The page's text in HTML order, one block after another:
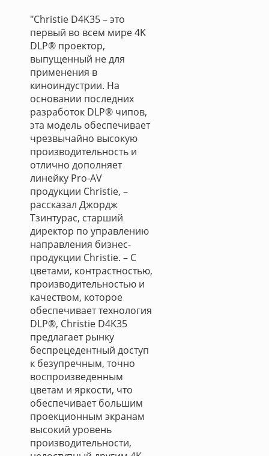
"Christie D4K35 – это
первый во всем мире 4K
DLP® проектор,
выпущенный не для
применения в
киноиндустрии. На
основании последних
разработок DLP® чипов,
эта модель обеспечивает
чрезвычайно высокую
производительность и
отлично дополняет
линейку Pro-AV
продукции Christie, –
рассказал Джордж
Тзинтурас, старший
директор по управлению
направления бизнес-
продукции Christie. – С
цветами, контрастностью,
производительностью и
качеством, которое
обеспечивает технология
DLP®, Christie D4K35
предлагает рынку
беспрецедентный доступ
к безупречным, точно
воспроизведенным
цветам и яркости, что
обеспечивает большим
проекционным экранам
высокий уровень
производительности,